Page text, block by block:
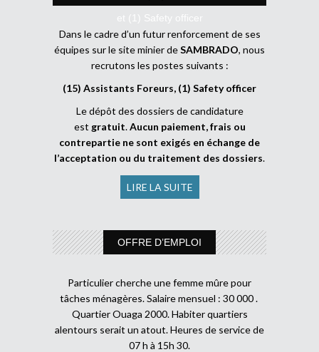
et (1) Safety officer
Dans le cadre d’un futur renforcement de ses
équipes sur le site minier deSAMBRADO, nous
recrutons les postes suivants :
(15) Assistants Foreurs, (1) Safety officer
Le dépôt des dossiers de candidature
est gratuit.Aucun paiement, frais ou
contrepartie ne sont exigés en échange de
l’acceptation ou du traitement des dossiers.
LIRE LA SUITE
OFFRE D’EMPLOI
Particulier cherche une femme mûre pour
tâches ménagères. Salaire mensuel : 30 000 .
Quartier Ouaga 2000. Habiter quartiers
alentours serait un atout. Heures de service de
07 h à 15h 30.